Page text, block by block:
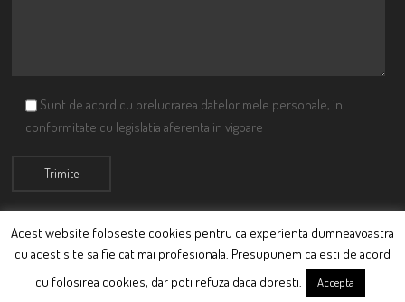
Sunt de acord cu prelucrarea datelor mele personale, in
conformitate cu legislatia aferenta in vigoare
© Ciutacu 2015 Parte a Imperiului Ciutacesc.
Acest website foloseste cookies pentru ca experienta dumneavoastra
cu acest site sa fie cat mai profesionala. Presupunem ca esti de acord
cu folosirea cookies, dar poti refuza daca doresti.
Accepta